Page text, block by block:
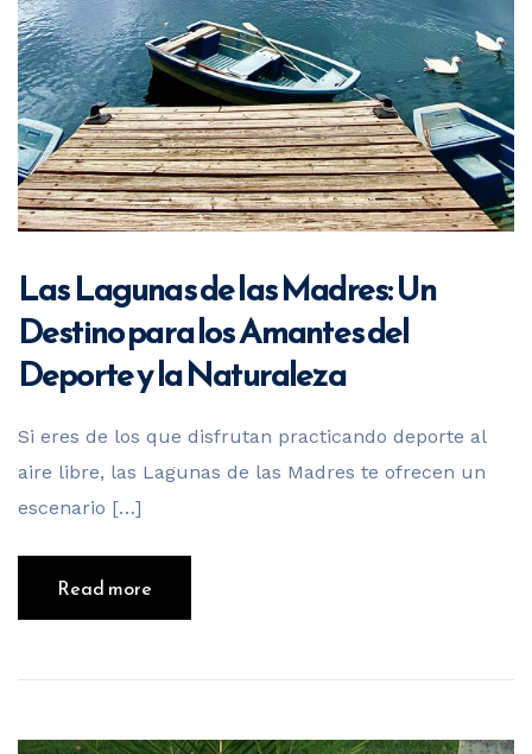
Las Lagunas de las Madres: Un
Destino para los Amantes del
Deporte y la Naturaleza
Si eres de los que disfrutan practicando deporte al
aire libre, las Lagunas de las Madres te ofrecen un
escenario […]
Read more